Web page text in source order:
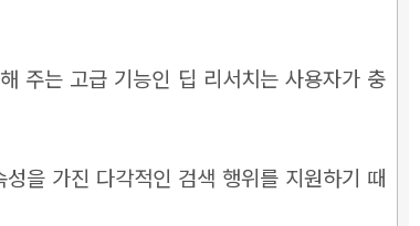
주는 고급 기능인 딥 리서치는 사용자가 충
을 가진 다각적인 검색 행위를 지원하기 때